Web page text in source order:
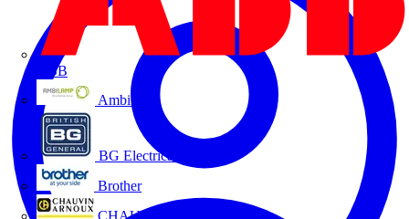
ABB
Ambilamp
BG Electrical
Brother
CHAUVIN ARNOUX